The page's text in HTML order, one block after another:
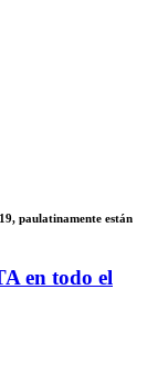
paulatinamente están
en todo el